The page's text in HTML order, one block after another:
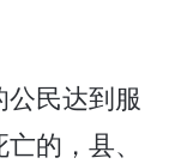
民达到服
的，县、